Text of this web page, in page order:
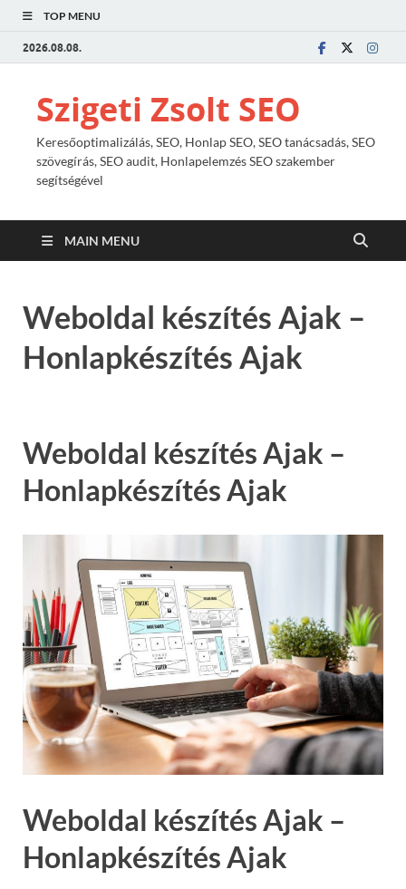
TOP MENU
2026.08.08.
Szigeti Zsolt SEO
Keresőoptimalizálás, SEO, Honlap SEO, SEO tanácsadás, SEO
szövegírás, SEO audit, Honlapelemzés SEO szakember
segítségével
MAIN MENU
Weboldal készítés Ajak –
Honlapkészítés Ajak
Weboldal készítés Ajak –
Honlapkészítés Ajak
Weboldal készítés Ajak –
Honlapkészítés Ajak